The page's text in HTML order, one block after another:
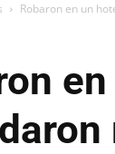
Robaron en un